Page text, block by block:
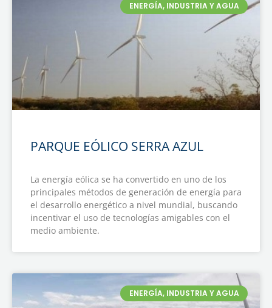
ENERGÍA, INDUSTRIA Y AGUA
PARQUE EÓLICO SERRA AZUL
La energía eólica se ha convertido en uno de los
principales métodos de generación de energía para
el desarrollo energético a nivel mundial, buscando
incentivar el uso de tecnologías amigables con el
medio ambiente.
ENERGÍA, INDUSTRIA Y AGUA